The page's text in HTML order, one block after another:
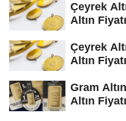
Çeyrek
Altın
Çeyrek
Altın
Gram
Altın